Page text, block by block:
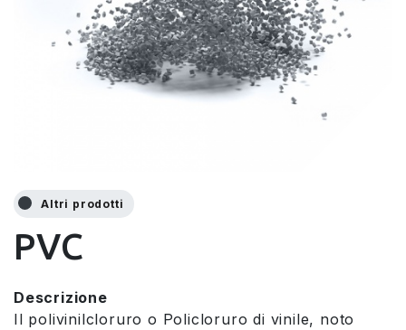
Altri prodotti
PVC
Descrizione
Il polivinilcloruro o Policloruro di vinile, noto